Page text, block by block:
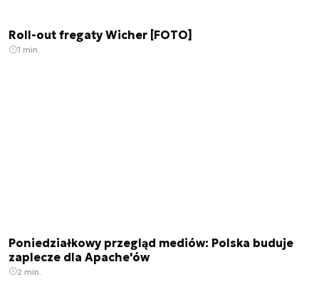
Roll-out fregaty Wicher [FOTO]
1 min.
Poniedziałkowy przegląd mediów: Polska buduje
zaplecze dla Apache'ów
2 min.